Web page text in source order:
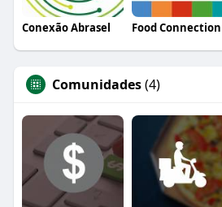
Conexão Abrasel Food Connection
Comunidades(4)